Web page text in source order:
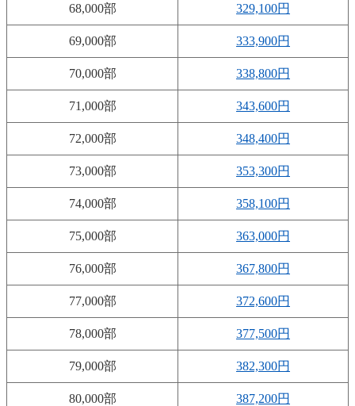
68,000部 329,100円
69,000部 333,900円
70,000部 338,800円
71,000部 343,600円
72,000部 348,400円
73,000部 353,300円
74,000部 358,100円
75,000部 363,000円
76,000部 367,800円
77,000部 372,600円
78,000部 377,500円
79,000部 382,300円
80,000部 387,200円